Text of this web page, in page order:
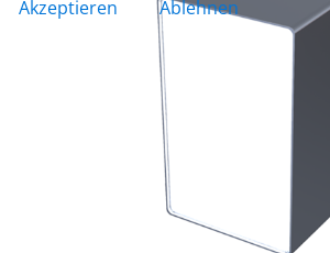
Akzeptieren Ablehnen